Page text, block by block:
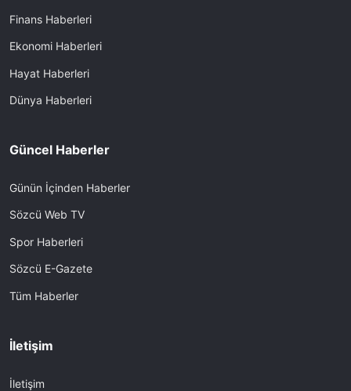
Finans Haberleri
Ekonomi Haberleri
Hayat Haberleri
Dünya Haberleri
Güncel Haberler
Günün İçinden Haberler
Sözcü Web TV
Spor Haberleri
Sözcü E-Gazete
Tüm Haberler
İletişim
İletişim